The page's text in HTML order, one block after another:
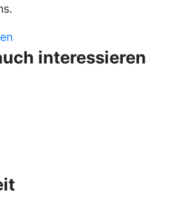
interessieren